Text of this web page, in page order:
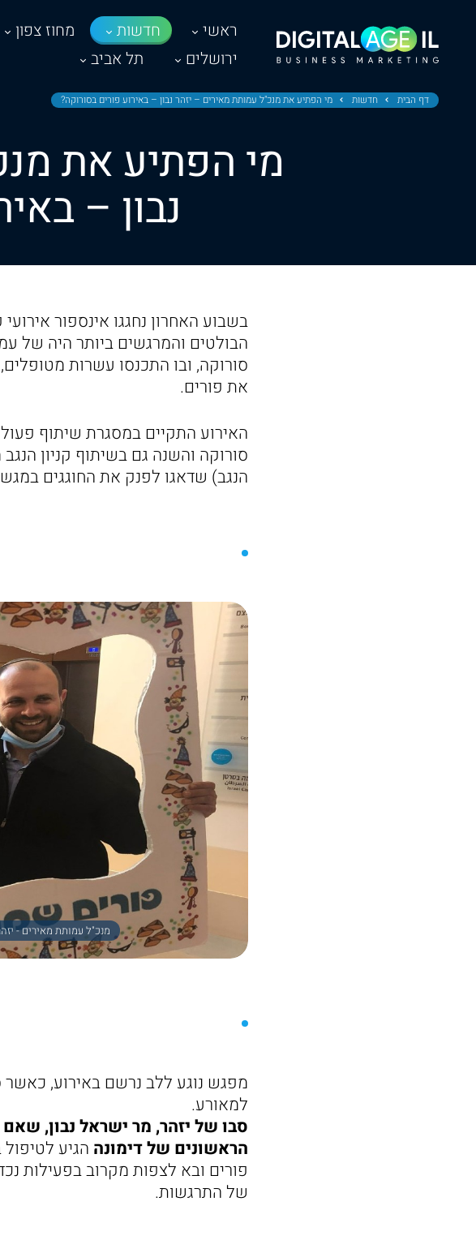
ראשי חדשות מחוז צפון
ירושלים
תל אביב
דף הבית חדשות מי הפתיע את מנכ"ל עמותת מאירים – יזהר נבון – באירוע פורים בסורוקה?
מי הפתיע את
נבון –
בשבוע האחרון נחגגו אינספור
הבולטים והמרגשים ביותר היה של
סורוקה, ובו התכנסו עשרות
את פורים.
האירוע התקיים במסגרת שיתוף
סורוקה והשנה גם בשיתוף קניון הנגב
הנגב) שדאגו לפנק את החוגגים
מנכ"ל עמותת מאירים -
מפגש נוגע ללב נרשם באירוע, כאשר
למאורע.
סבו של יזהר, מר ישראל נבון,
הראשונים של דימונה הגיע
פורים ובא לצפות מקרוב בפעילות
של התרגשות.